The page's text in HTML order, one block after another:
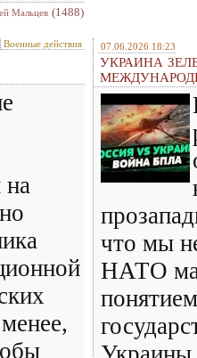
Мальцев (1488)
Военные действия
на
07.06.2026 18:23
УКРАИНА
что мы
НАТО